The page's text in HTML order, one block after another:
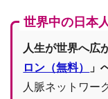
世界中の日本
人生が世界へ広
ロン（無料）
」
人脈ネットワー